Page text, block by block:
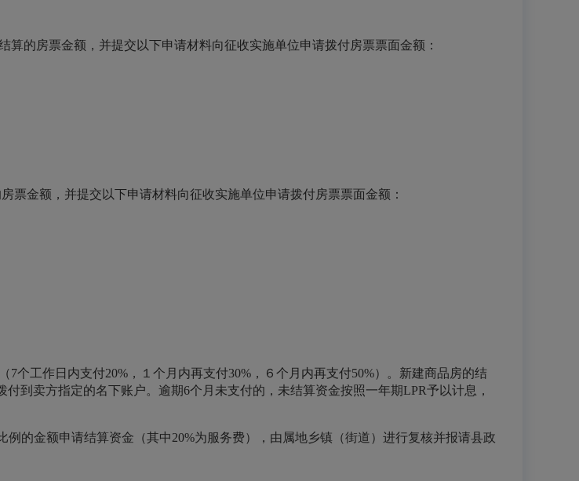
的房票金额，并提交以下申请材料向征收实施单位申请拨付房票票面金额：
票金额，并提交以下申请材料向征收实施单位申请拨付房票票面金额：
个工作日内支付20%，１个月内再支付30%，６个月内再支付50%）。新建商品房的结
到卖方指定的名下账户。逾期6个月未支付的，未结算资金按照一年期LPR予以计息，
的金额申请结算资金（其中20%为服务费），由属地乡镇（街道）进行复核并报请县政